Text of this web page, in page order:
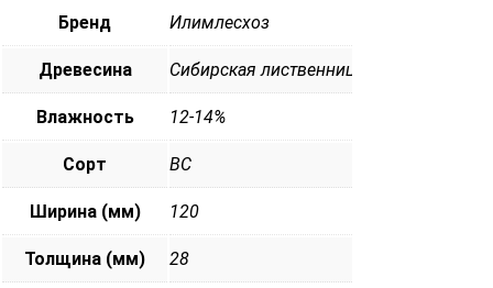
Бренд Илимлесхоз
Древесина Сибирская лиственница
Влажность 12-14%
Сорт ВС
Ширина (мм) 120
Толщина (мм) 28